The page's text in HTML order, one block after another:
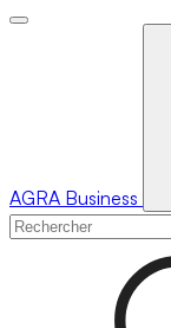
AGRA Business